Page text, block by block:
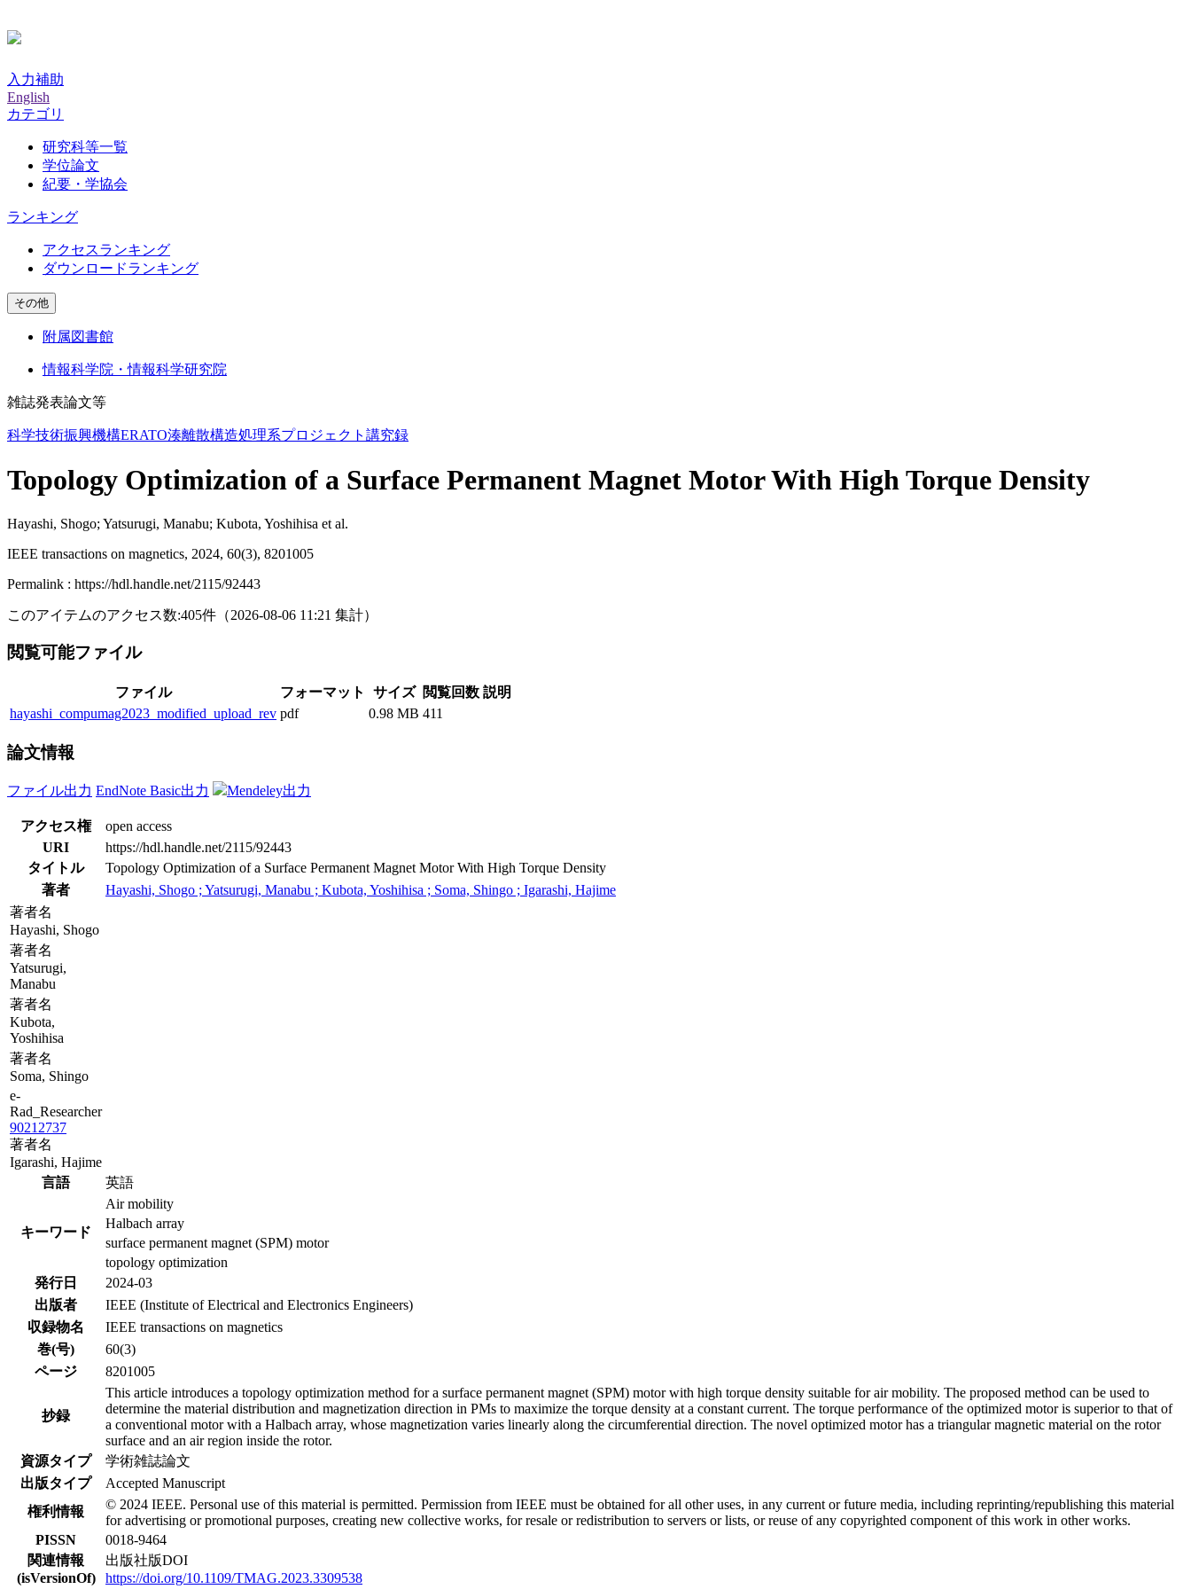
入力補助
English
カテゴリ
研究科等一覧
学位論文
紀要・学協会
ランキング
アクセスランキング
ダウンロードランキング
その他
附属図書館
情報科学院・情報科学研究院
雑誌発表論文等
科学技術振興機構ERATO湊離散構造処理系プロジェクト講究録
Topology Optimization of a Surface Permanent Magnet Motor With High Torque Density
Hayashi, Shogo; Yatsurugi, Manabu; Kubota, Yoshihisa et al.
IEEE transactions on magnetics, 2024, 60(3), 8201005
Permalink : https://hdl.handle.net/2115/92443
このアイテムのアクセス数:405件 （2026-08-06 11:21 集計）
閲覧可能ファイル
ファイル フォーマット サイズ 閲覧回数 説明
hayashi_compumag2023_modified_upload_rev pdf 0.98 MB 411
論文情報
ファイル出力 EndNote Basic出力 Mendeley出力
アクセス権
open access
URI
https://hdl.handle.net/2115/92443
タイトル
Topology Optimization of a Surface Permanent Magnet Motor With High Torque Density
著者
Hayashi, Shogo ; Yatsurugi, Manabu ; Kubota, Yoshihisa ; Soma, Shingo ; Igarashi, Hajime
著者名
Hayashi, Shogo
著者名
Yatsurugi,
Manabu
著者名
Kubota,
Yoshihisa
著者名
Soma, Shingo
e-
Rad_Researcher
90212737
著者名
Igarashi, Hajime
言語
英語
キーワード
Air mobility
Halbach array
surface permanent magnet (SPM) motor
topology optimization
発行日
2024-03
出版者
IEEE (Institute of Electrical and Electronics Engineers)
収録物名
IEEE transactions on magnetics
巻(号)
60(3)
ページ
8201005
抄録
This article introduces a topology optimization method for a surface permanent magnet (SPM) motor with high torque density suitable for air mobility. The proposed method can be used to
determine the material distribution and magnetization direction in PMs to maximize the torque density at a constant current. The torque performance of the optimized motor is superior to that of
a conventional motor with a Halbach array, whose magnetization varies linearly along the circumferential direction. The novel optimized motor has a triangular magnetic material on the rotor
surface and an air region inside the rotor.
資源タイプ
学術雑誌論文
出版タイプ
Accepted Manuscript
権利情報
© 2024 IEEE. Personal use of this material is permitted. Permission from IEEE must be obtained for all other uses, in any current or future media, including reprinting/republishing this material
for advertising or promotional purposes, creating new collective works, for resale or redistribution to servers or lists, or reuse of any copyrighted component of this work in other works.
PISSN
0018-9464
関連情報
(isVersionOf)
出版社版DOI
https://doi.org/10.1109/TMAG.2023.3309538